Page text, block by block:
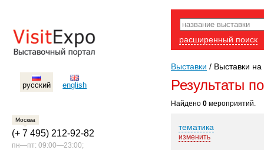
русский english
Москва
(+ 7 495) 212-92-82
пн—пт: 09:00—23:00;
расширенный поиск
Выставки / Выставки на
Результаты
Найдено 0 мероприятий.
тематика
изменить